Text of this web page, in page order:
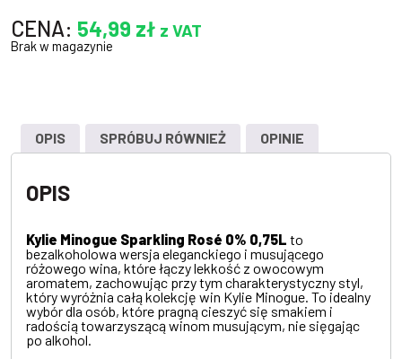
CENA: 54,99 zł z VAT
Brak w magazynie
OPIS SPRÓBUJ RÓWNIEŻ OPINIE
OPIS
Kylie Minogue Sparkling Rosé 0% 0,75L to
bezalkoholowa wersja eleganckiego i musującego
różowego wina, które łączy lekkość z owocowym
aromatem, zachowując przy tym charakterystyczny styl,
który wyróżnia całą kolekcję win Kylie Minogue. To idealny
wybór dla osób, które pragną cieszyć się smakiem i
radością towarzyszącą winom musującym, nie sięgając
po alkohol.